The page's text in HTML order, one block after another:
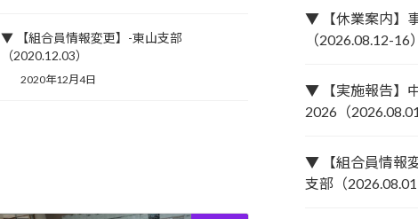
▼ 【組合員情報変更】-東山支部
（2020.12.03）
2020年12月4日
▼ 【休業案内】
（2026.08.12-16）
▼ 【実施報告】
2026（2026.08.01
▼ 【組合員情報
支部（2026.08.01